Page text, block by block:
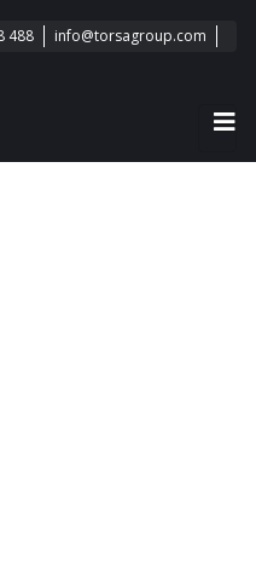
488 info@torsagroup.com